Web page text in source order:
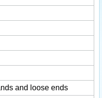
and loose ends